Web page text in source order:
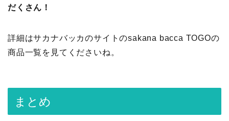
だくさん！
詳細はサカナバッカのサイトのsakana bacca TOGOの
商品一覧を見てくださいね。
まとめ